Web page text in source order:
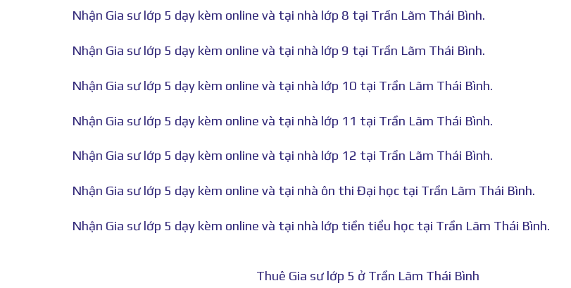
Nhận Gia sư lớp 5 dạy kèm online và tại nhà lớp 8 tại Trần Lãm Thái Bình.
Nhận Gia sư lớp 5 dạy kèm online và tại nhà lớp 9 tại Trần Lãm Thái Bình.
Nhận Gia sư lớp 5 dạy kèm online và tại nhà lớp 10 tại Trần Lãm Thái Bình.
Nhận Gia sư lớp 5 dạy kèm online và tại nhà lớp 11 tại Trần Lãm Thái Bình.
Nhận Gia sư lớp 5 dạy kèm online và tại nhà lớp 12 tại Trần Lãm Thái Bình.
Nhận Gia sư lớp 5 dạy kèm online và tại nhà ôn thi Đại học tại Trần Lãm Thái Bình.
Nhận Gia sư lớp 5 dạy kèm online và tại nhà lớp tiền tiểu học tại Trần Lãm Thái Bình.
Thuê Gia sư lớp 5 ở Trần Lãm Thái Bình